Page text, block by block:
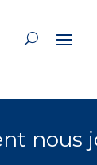
nous